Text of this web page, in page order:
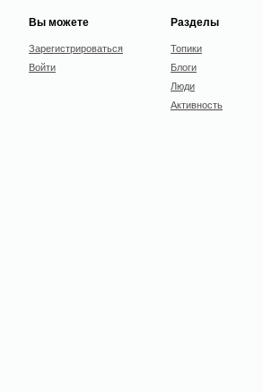
Вы можете
Зарегистрироваться
Войти
Разделы
Топики
Блоги
Люди
Активность